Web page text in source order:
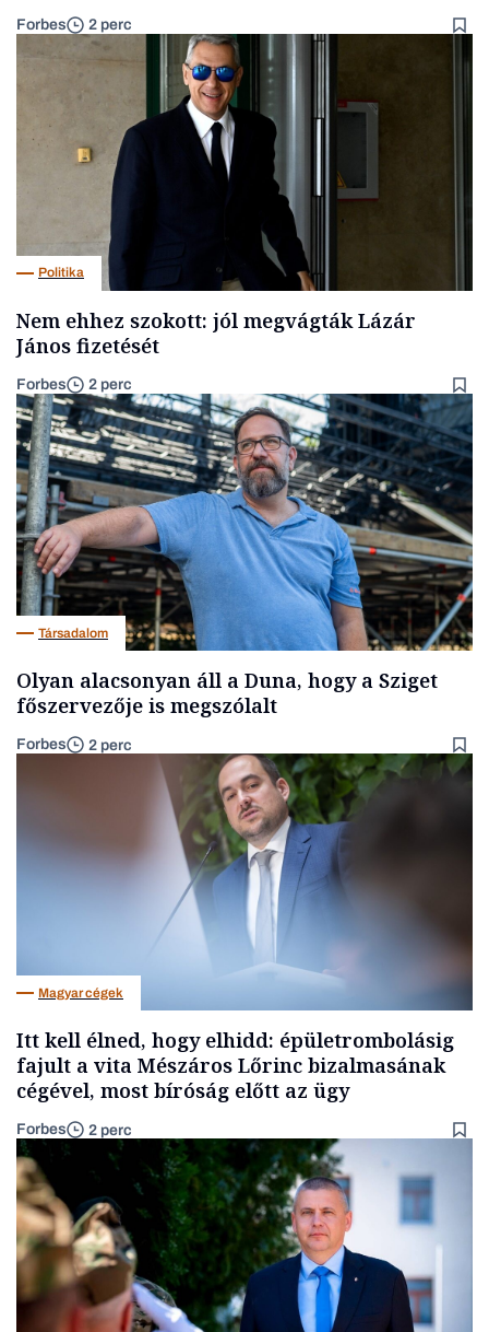
Forbes 2 perc
Politika
Nem ehhez szokott: jól megvágták Lázár
János fizetését
Forbes 2 perc
Társadalom
Olyan alacsonyan áll a Duna, hogy a Sziget
főszervezője is megszólalt
Forbes 2 perc
Magyar cégek
Itt kell élned, hogy elhidd: épületrombolásig
fajult a vita Mészáros Lőrinc bizalmasának
cégével, most bíróság előtt az ügy
Forbes 2 perc